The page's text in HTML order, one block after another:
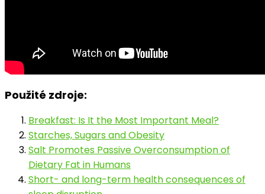
Použité zdroje:
Breakfast: Is It the Most Important Meal?
Starches, Sugars and Obesity
Salt Promotes Passive Overconsumption of
Dietary Fat in Humans
Short- and long-term health consequences of